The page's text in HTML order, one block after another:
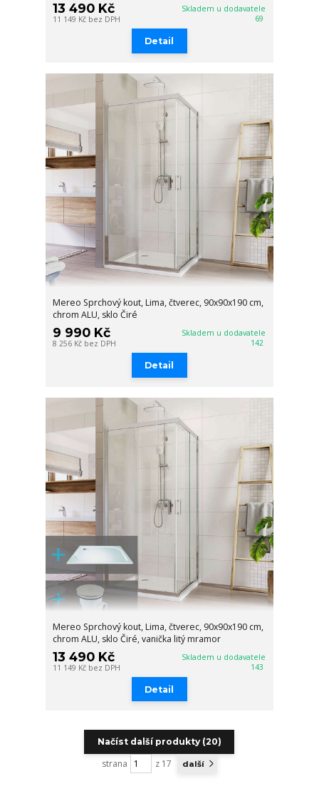
13 490 Kč
11 149 Kč bez DPH
Skladem u dodavatele
69
Detail
Mereo Sprchový kout, Lima, čtverec, 90x90x190 cm,
chrom ALU, sklo Čiré
9 990 Kč
8 256 Kč bez DPH
Skladem u dodavatele
142
Detail
Mereo Sprchový kout, Lima, čtverec, 90x90x190 cm,
chrom ALU, sklo Čiré, vanička litý mramor
13 490 Kč
11 149 Kč bez DPH
Skladem u dodavatele
143
Detail
Načíst další produkty (20)
strana z 17 další